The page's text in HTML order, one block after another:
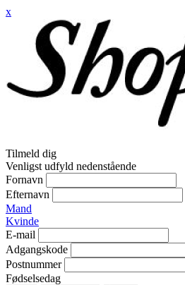
x
Tilmeld dig
Venligst udfyld nedenstående
Fornavn
Efternavn
Mand
Kvinde
E-mail
Adgangskode
Postnummer
Fødselsedag